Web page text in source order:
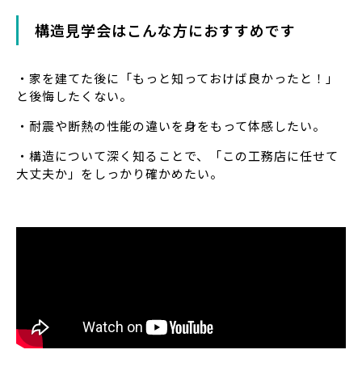
構造見学会はこんな方におすすめです
・家を建てた後に「もっと知っておけば良かったと！」
と後悔したくない。
・耐震や断熱の性能の違いを身をもって体感したい。
・構造について深く知ることで、「この工務店に任せて
大丈夫か」をしっかり確かめたい。